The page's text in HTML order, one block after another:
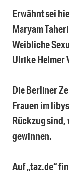
Erwähnt sei
Maryam
Weibliche
Ulrike Helmer
Die Berliner
Frauen im
Rückzug
gewinnen.
Auf „taz.de“